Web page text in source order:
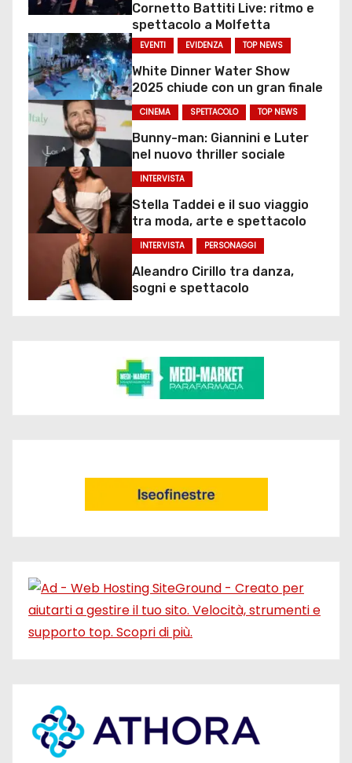
Cornetto Battiti Live: ritmo e
spettacolo a Molfetta
EVENTI EVIDENZA TOP NEWS
White Dinner Water Show
2025 chiude con un gran finale
CINEMA SPETTACOLO TOP NEWS
Bunny-man: Giannini e Luter
nel nuovo thriller sociale
INTERVISTA
Stella Taddei e il suo viaggio
tra moda, arte e spettacolo
INTERVISTA PERSONAGGI
Aleandro Cirillo tra danza,
sogni e spettacolo